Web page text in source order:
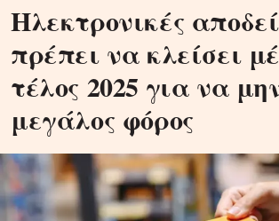
Ηλεκτρονικές
πρέπει να κλείσει
τέλος 2025 για να
μεγάλος φόρος